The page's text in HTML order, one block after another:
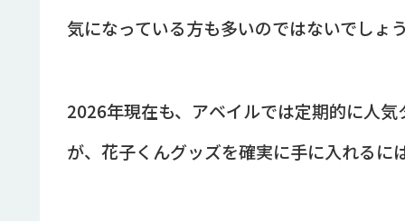
気になっている方も多いのではないでしょ
2026年現在も、アベイルでは定期的に人
が、花子くんグッズを確実に手に入れるに